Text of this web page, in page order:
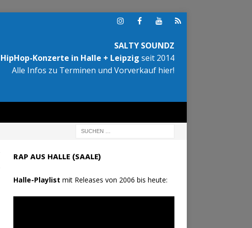
SALTY SOUNDZ
HipHop-Konzerte in Halle + Leipzig seit 2014
Alle Infos zu Terminen und Vorverkauf hier!
RAP AUS HALLE (SAALE)
Halle-Playlist mit Releases von 2006 bis heute: